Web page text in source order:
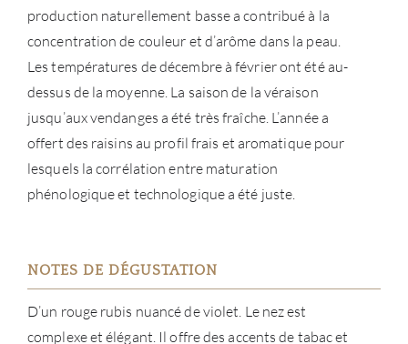
production naturellement basse a contribué à la
concentration de couleur et d’arôme dans la peau.
Les températures de décembre à février ont été au-
dessus de la moyenne. La saison de la véraison
jusqu’aux vendanges a été très fraîche. L’année a
offert des raisins au profil frais et aromatique pour
lesquels la corrélation entre maturation
phénologique et technologique a été juste.
NOTES DE DÉGUSTATION
D’un rouge rubis nuancé de violet. Le nez est
complexe et élégant. Il offre des accents de tabac et